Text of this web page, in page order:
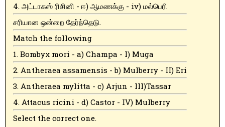
4. அட்டாகஸ் ரிசினி - ஈ) ஆமணக்கு - iv) மல்பெரி
சரியான ஒன்றை தேர்ந்தெடு.
Match the following
1. Bombyx mori - a) Champa - I) Muga
2. Antheraea assamensis - b) Mulberry - II) Eri
3. Antheraea mylitta - c) Arjun - III)Tassar
4. Attacus ricini - d) Castor - IV) Mulberry
Select the correct one.